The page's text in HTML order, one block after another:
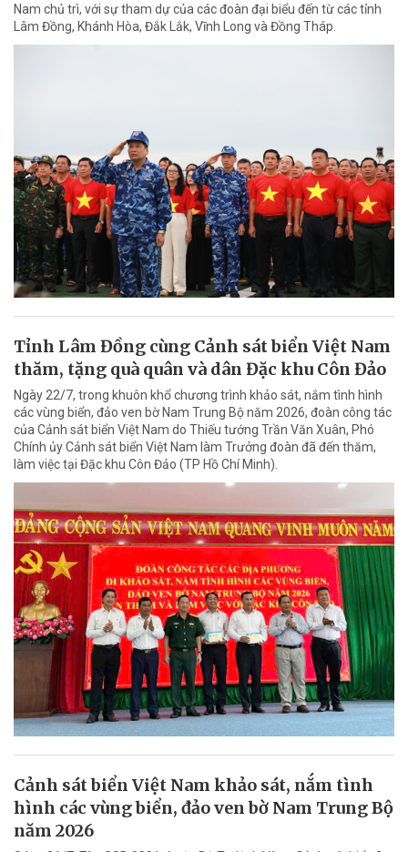
Nam chủ trì, với sự tham dự của các đoàn đại biểu đến từ các tỉnh
Lâm Đồng, Khánh Hòa, Đắk Lắk, Vĩnh Long và Đồng Tháp.
Tỉnh Lâm Đồng cùng Cảnh sát biển Việt Nam
thăm, tặng quà quân và dân Đặc khu Côn Đảo
Ngày 22/7, trong khuôn khổ chương trình khảo sát, nắm tình hình
các vùng biển, đảo ven bờ Nam Trung Bộ năm 2026, đoàn công tác
của Cảnh sát biển Việt Nam do Thiếu tướng Trần Văn Xuân, Phó
Chính ủy Cảnh sát biển Việt Nam làm Trưởng đoàn đã đến thăm,
làm việc tại Đặc khu Côn Đảo (TP Hồ Chí Minh).
Cảnh sát biển Việt Nam khảo sát, nắm tình
hình các vùng biển, đảo ven bờ Nam Trung Bộ
năm 2026